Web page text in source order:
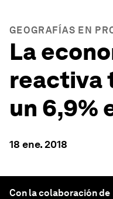
GEOGRAFÍAS EN
La
reactiva
un 6,9%
18 ene. 2018
Con la colaboración de